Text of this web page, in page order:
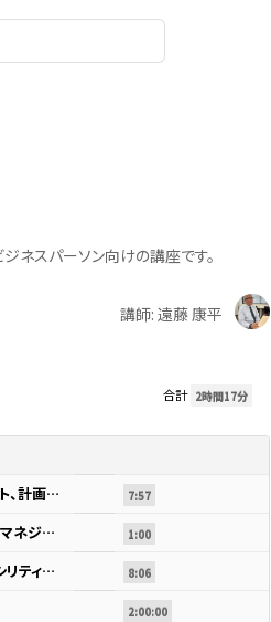
ネスパーソン向けの講座です。
講師: 遠藤 康平
合計 2時間17分
07.サービスマネジメント その1 （サービスマネジメント、計画及び運用） 7:57
07.サービスマネジメント2（計画及び運用ファシリティマネジメント_渡辺先生 1:00
07.サービスマネジメントその2（計画及び運用～ファシリティマネジメント 8:06
2:00:00